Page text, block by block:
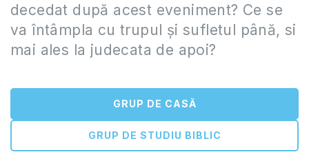
decedat după acest eveniment? Ce se
va întâmpla cu trupul şi sufletul până, si
mai ales la judecata de apoi?
GRUP DE CASĂ
GRUP DE STUDIU BIBLIC